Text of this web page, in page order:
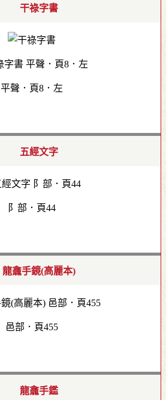
干祿字書
平聲．頁8．左
五經文字
阝部．頁44
龍龕手鏡(高麗本)
邑部．頁455
龍龕手鑑